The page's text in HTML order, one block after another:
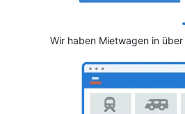
Wir haben Mietwagen in über